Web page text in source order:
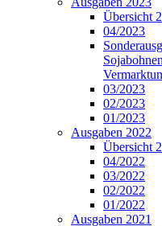
Übersicht
04/2023
03/2023
02/2023
01/2023
Ausgaben 2022
Übersicht
04/2022
03/2022
02/2022
01/2022
Ausgaben 2021